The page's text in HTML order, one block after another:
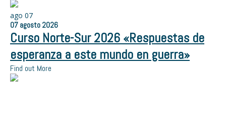
ago 07
07 agosto 2026
Curso Norte-Sur 2026 «Respuestas de
esperanza a este mundo en guerra»
Find out More